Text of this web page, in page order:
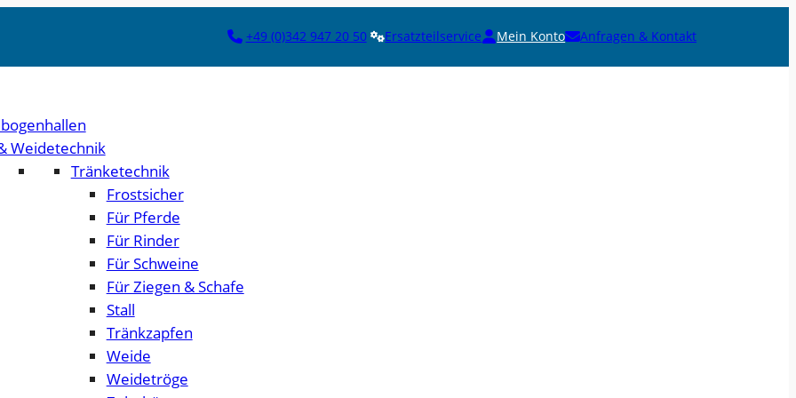
+49 (0)342 947 20 50 Ersatzteilservice Mein Konto Anfragen & Kontakt
Weidetechnik
Tränketechnik
Frostsicher
Für Pferde
Für Rinder
Für Schweine
Für Ziegen & Schafe
Stall
Tränkzapfen
Weide
Weidetröge